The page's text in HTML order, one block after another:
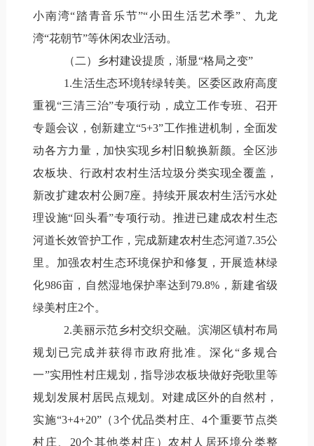
小南湾“踏青音乐节”“小田生活艺术季”、九龙
湾“花朝节”等休闲农业活动。
（二）乡村建设提质，渐显“格局之变”
1.生活生态环境转绿转美。区委区政府高度
重视“三清三治”专项行动，成立工作专班、召开
专题会议，创新建立“5+3”工作推进机制，全面发
动各方力量，加快实现乡村旧貌换新颜。全区涉
农板块、行政村农村生活垃圾分类实现全覆盖，
新改扩建农村公厕7座。持续开展农村生活污水处
理设施“回头看”专项行动。推进已建成农村生态
河道长效管护工作，完成新建农村生态河道7.35公
里。加强农村生态环境保护和修复，开展造林绿
化986亩，自然湿地保护率达到79.8%，新建省级
绿美村庄2个。
2.美丽示范乡村交织交融。滨湖区镇村布局
规划已完成并获得市政府批准。深化“多规合
一”实用性村庄规划，指导涉农板块做好尧歌里等
规划发展村居民点规划。对建成区外的自然村，
实施“3+4+20”（3个优品类村庄、4个重要节点类
村庄、20个其他类村庄）农村人居环境分类整